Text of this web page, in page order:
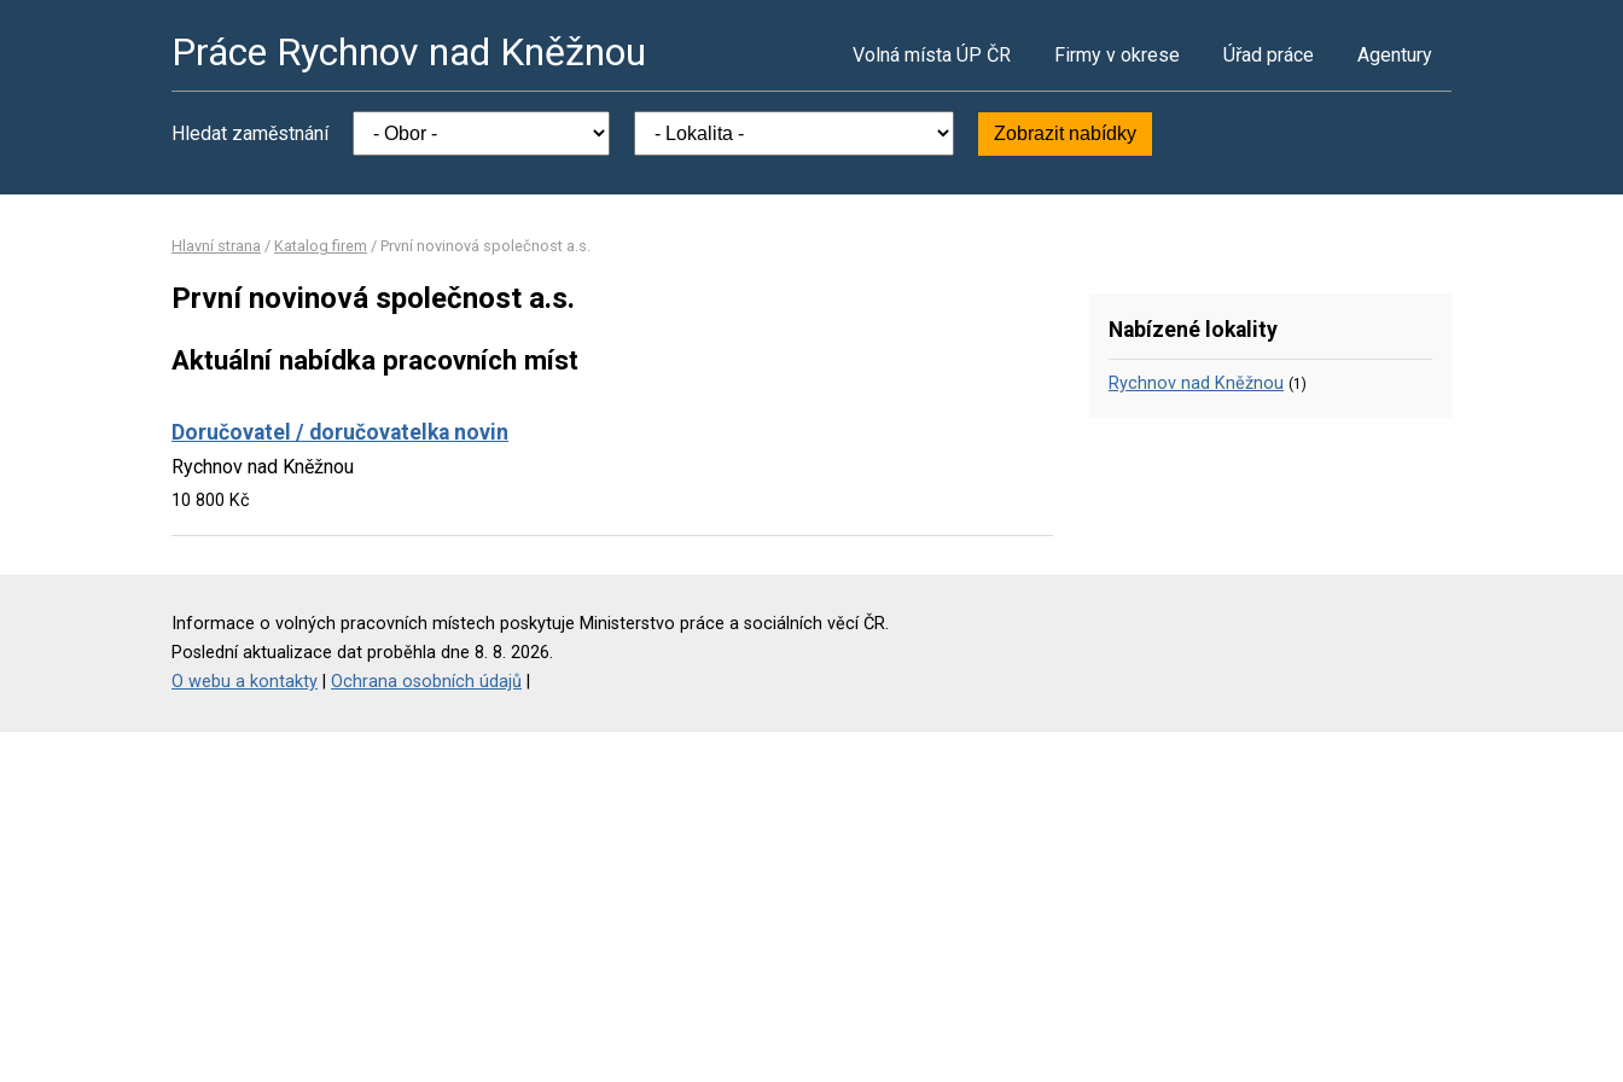
Práce Rychnov nad Kněžnou Volná místa ÚP ČR Firmy v okrese Úřad práce Agentury
Hledat zaměstnání Zobrazit nabídky
Hlavní strana / Katalog firem / První novinová společnost a.s.
První novinová společnost a.s.
Aktuální nabídka pracovních míst
Doručovatel / doručovatelka novin
Rychnov nad Kněžnou
10 800 Kč
Nabízené lokality
Rychnov nad Kněžnou (1)
Informace o volných pracovních místech poskytuje Ministerstvo práce a sociálních věcí ČR.
Poslední aktualizace dat proběhla dne 8. 8. 2026.
O webu a kontakty
Ochrana osobních údajů